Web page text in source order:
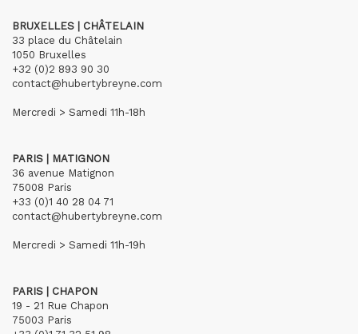
BRUXELLES | CHÂTELAIN
33 place du Châtelain
1050 Bruxelles
+32 (0)2 893 90 30
contact@hubertybreyne.com
Mercredi > Samedi 11h-18h
PARIS | MATIGNON
36 avenue Matignon
75008 Paris
+33 (0)1 40 28 04 71
contact@hubertybreyne.com
Mercredi > Samedi 11h-19h
PARIS | CHAPON
19 - 21 Rue Chapon
75003 Paris